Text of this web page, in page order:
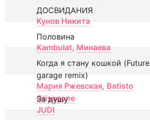
ДОСВИДАНИЯ
Кунов Никита
Половина
Kambulat, Минаева
Когда я стану кошкой (Future
garage remix)
Мария Ржевская, Batisto
Grisagone
За душу
JUDI